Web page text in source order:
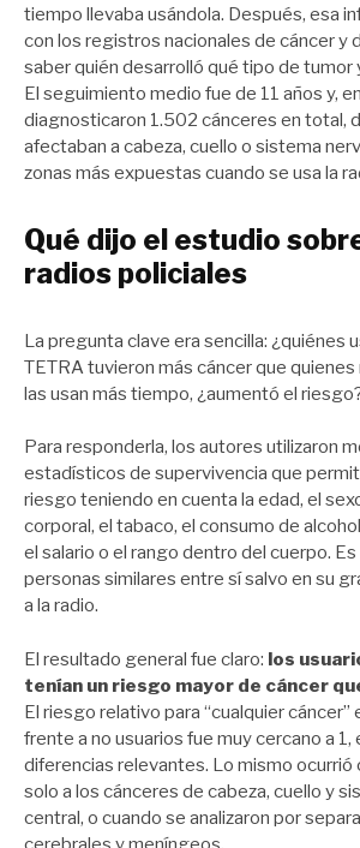
tiempo llevaba usándola. Después, esa
con los registros nacionales de cáncer y
saber quién desarrolló qué tipo de tumor
El seguimiento medio fue de 11 años y,
diagnosticaron 1.502 cánceres en total,
afectaban a cabeza, cuello o sistema
zonas más expuestas cuando se usa la
Qué dijo el estudio
radios policiales
La pregunta clave era sencilla: ¿quiénes
TETRA tuvieron más cáncer que quienes
las usan más tiempo, ¿aumentó el
Para responderla, los autores utilizaron
estadísticos de supervivencia que
riesgo teniendo en cuenta la edad, el
corporal, el tabaco, el consumo de
el salario o el rango dentro del cuerpo. Es
personas similares entre sí salvo en su
a la radio.
El resultado general fue claro: los
tenían un riesgo mayor de cáncer
El riesgo relativo para “cualquier cáncer”
frente a no usuarios fue muy cercano a 1,
diferencias relevantes. Lo mismo ocurrió
solo a los cánceres de cabeza, cuello y
central, o cuando se analizaron por